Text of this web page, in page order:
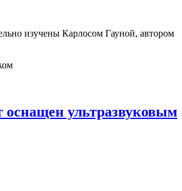
изучены Карлосом Гауной, автором
оснащен ультразвуковым